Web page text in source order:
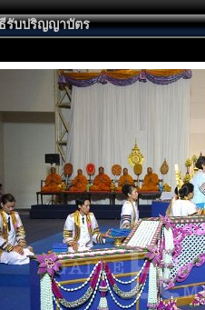
รับปริญญาบัตร